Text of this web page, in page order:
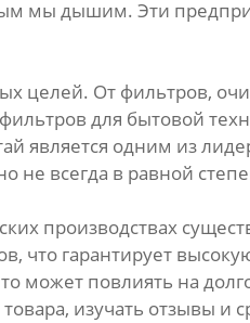
мы дышим. Эти
целей. От фильтров,
для бытовой
является одним из
не всегда в равной
производствах
что гарантирует
может повлиять на
изучать отзывы и